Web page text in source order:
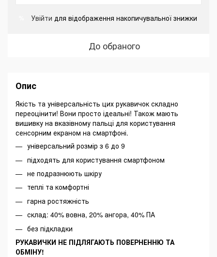
Увійти для відображення накопичувальної знижки
До обраного
Опис
Якість та універсальність цих рукавичок складно
переоцінити! Вони просто ідеальні! Також мають
вишивку на вказівному пальці для користування
сенсорним екраном на смартфоні.
універсальний розмір з 6 до 9
підходять для користування смартфоном
не подразнюють шкіру
теплі та комфортні
гарна ростяжність
склад: 40% вовна, 20% ангора, 40% ПА
без підкладки
РУКАВИЧКИ НЕ ПІДЛЯГАЮТЬ ПОВЕРНЕННЮ ТА
ОБМІНУ!